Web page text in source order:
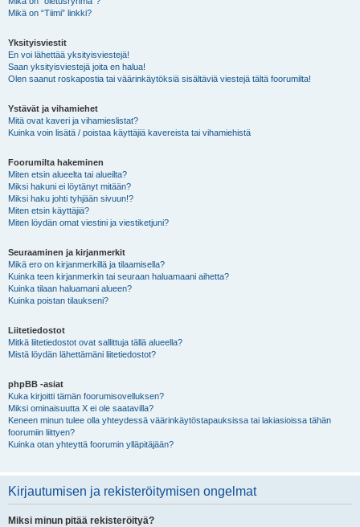
Mikä on “Tiimi” linkki?
Yksityisviestit
En voi lähettää yksityisviestejä!
Saan yksityisviestejä joita en halua!
Olen saanut roskapostia tai väärinkäytöksiä sisältäviä viestejä tältä foorumilta!
Ystävät ja vihamiehet
Mitä ovat kaveri ja vihamieslistat?
Kuinka voin lisätä / poistaa käyttäjiä kavereista tai vihamiehistä
Foorumilta hakeminen
Miten etsin alueelta tai alueilta?
Miksi hakuni ei löytänyt mitään?
Miksi haku johti tyhjään sivuun!?
Miten etsin käyttäjiä?
Miten löydän omat viestini ja viestiketjuni?
Seuraaminen ja kirjanmerkit
Mikä ero on kirjanmerkillä ja tilaamisella?
Kuinka teen kirjanmerkin tai seuraan haluamaani aihetta?
Kuinka tilaan haluamani alueen?
Kuinka poistan tilaukseni?
Liitetiedostot
Mitkä liitetiedostot ovat sallittuja tällä alueella?
Mistä löydän lähettämäni liitetiedostot?
phpBB -asiat
Kuka kirjoitti tämän foorumisovelluksen?
Miksi ominaisuutta X ei ole saatavilla?
Keneen minun tulee olla yhteydessä väärinkäytöstapauksissa tai lakiasioissa tähän
foorumiin liittyen?
Kuinka otan yhteyttä foorumin ylläpitäjään?
Kirjautumisen ja rekisteröitymisen ongelmat
Miksi minun pitää rekisteröityä?